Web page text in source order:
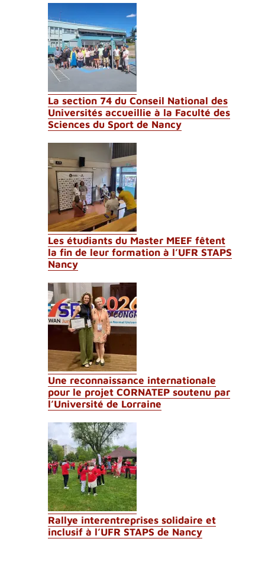
La section 74 du Conseil National des
Universités accueillie à la Faculté des
Sciences du Sport de Nancy
Les étudiants du Master MEEF fêtent
la fin de leur formation à l’UFR STAPS
Nancy
Une reconnaissance internationale
pour le projet CORNATEP soutenu par
l’Université de Lorraine
Rallye interentreprises solidaire et
inclusif à l’UFR STAPS de Nancy